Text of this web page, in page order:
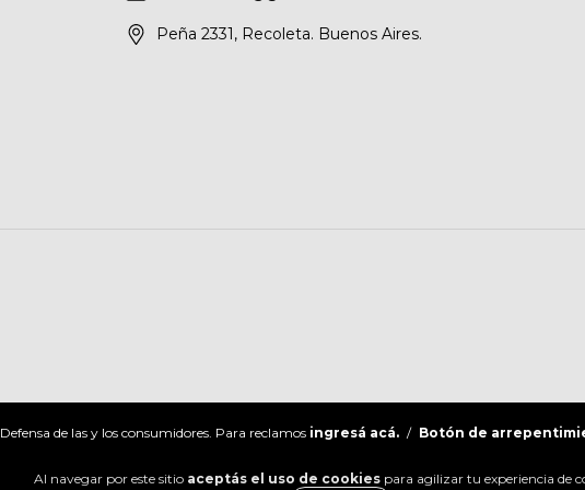
Al navegar por este sitio aceptás el uso de cookies para agilizar tu experiencia de
Peña 2331, Recoleta. Buenos Aires.
Defensa de las y los consumidores. Para reclamos ingresá acá. / Botón de